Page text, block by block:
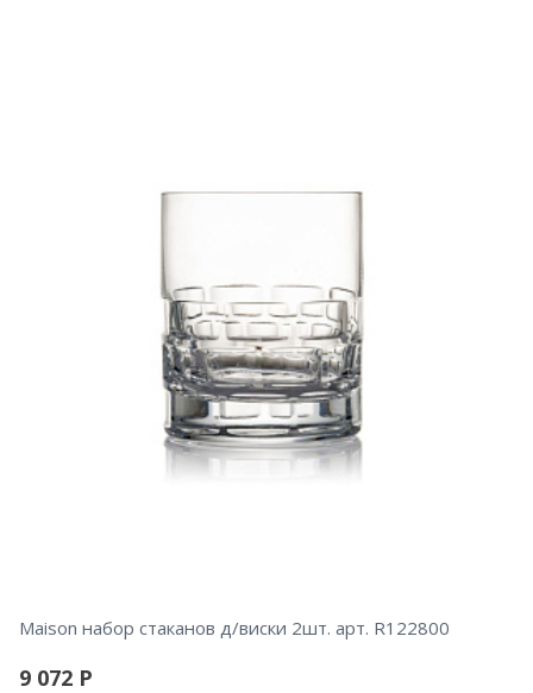
Maison набор стаканов д/виски 2шт. арт. R122800
9 072 Р